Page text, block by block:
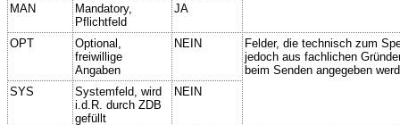
MAN
Mandatory,
Pflichtfeld
JA
OPT
Optional,
freiwillige
Angaben
NEIN
Felder, die technisch zum
jedoch aus fachlichen
beim Senden angegeben
SYS
Systemfeld, wird
i.d.R. durch ZDB
gefüllt
NEIN